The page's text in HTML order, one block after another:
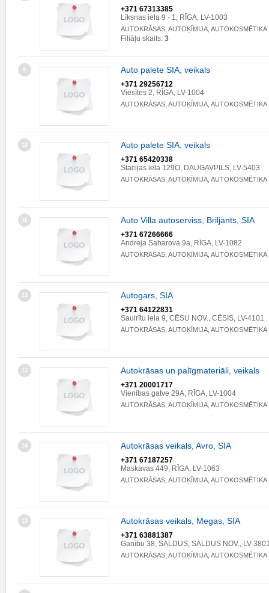
+371 67313385
Līksnas iela 9 - 1, RĪGA, LV-1003
AUTOKRĀSAS, AUTOĶĪMIJA, AUTOKOSMĒTIKA
Filiāļu skaits: 3
9 Auto palete SIA, veikals
+371 29256712
Viesītes 2, RĪGA, LV-1004
AUTOKRĀSAS, AUTOĶĪMIJA, AUTOKOSMĒTIKA
10 Auto palete SIA, veikals
+371 65420338
Stacijas iela 129O, DAUGAVPILS, LV-5403
AUTOKRĀSAS, AUTOĶĪMIJA, AUTOKOSMĒTIKA
11 Auto Villa autoserviss, Briljants, SIA
+371 67266666
Andreja Saharova 9a, RĪGA, LV-1082
AUTOKRĀSAS, AUTOĶĪMIJA, AUTOKOSMĒTIKA
12 Autogars, SIA
+371 64122831
Saulrītu iela 9, CĒSU NOV., CĒSIS, LV-4101
AUTOKRĀSAS, AUTOĶĪMIJA, AUTOKOSMĒTIKA
13 Autokrāsas un palīgmateriāli, veikals
+371 20001717
Vienības gatve 29A, RĪGA, LV-1004
AUTOKRĀSAS, AUTOĶĪMIJA, AUTOKOSMĒTIKA
14 Autokrāsas veikals, Avro, SIA
+371 67187257
Maskavas 449, RĪGA, LV-1063
AUTOKRĀSAS, AUTOĶĪMIJA, AUTOKOSMĒTIKA
15 Autokrāsas veikals, Megas, SIA
+371 63881387
Ganību 38, SALDUS, SALDUS NOV., LV-
AUTOKRĀSAS, AUTOĶĪMIJA, AUTOKOSMĒTIKA